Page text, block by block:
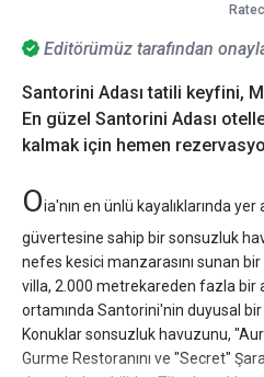
Editörümüz tarafından
Santorini Adası tatili keyfini,
En güzel Santorini Adası
kalmak için hemen
Oia'nın en ünlü kayalıklarında
güvertesine sahip bir sonsuzluk
nefes kesici manzarasını sunan
villa, 2.000 metrekareden fazla bir
ortamında Santorini'nin duyusal bir
Konuklar sonsuzluk havuzunu,
Gurme Restoranını ve "Secret"